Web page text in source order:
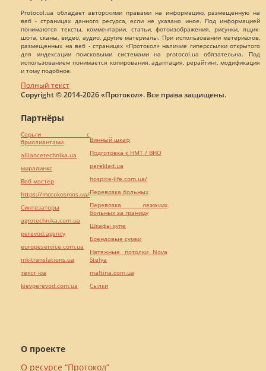
Protocol.ua обладает авторскими правами на информацию, размещенную на
веб - страницах данного ресурса, если не указано иное. Под информацией
понимаются тексты, комментарии, статьи, фотоизображения, рисунки, ящик-
шота, сканы, видео, аудио, другие материалы. При использовании материалов,
размещенных на веб - страницах «Протокол» наличие гиперссылки открытого
для индексации поисковыми системами на protocol.ua обязательна. Под
использованием понимается копирования, адаптация, рерайтинг, модификация
и тому подобное.
Полный текст
Copyright © 2014-2026 «Протокол». Все права защищены.
О проекте
О ресурсе “Протокол”
Партнёры
Серьги с
бриллиантами
alliancetechnika.ua
миралинкс
Веб мастер
https://motokosmos.ua/
Синтезаторы
agrotechnika.com.ua
perevod.agency
europeservice.com.ua
mk-translations.ua
текст юа
kievperevod.com.ua
Винный шкаф
Подготовка к НМТ / ВНО
pereklad.ua
hospice-life.com.ua/
Перевозка больных
Перевозка лежачих
больных за границу
Шкафы купе
Брендовые сумки
Натяжные потолки Nova
Stelya
maltina.com.ua
Cылки